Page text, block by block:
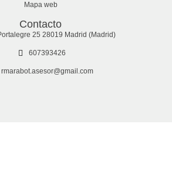
Mapa web
Contacto
25 28019 Madrid (Madrid)
607393426
rmarabot.asesor@gmail.com